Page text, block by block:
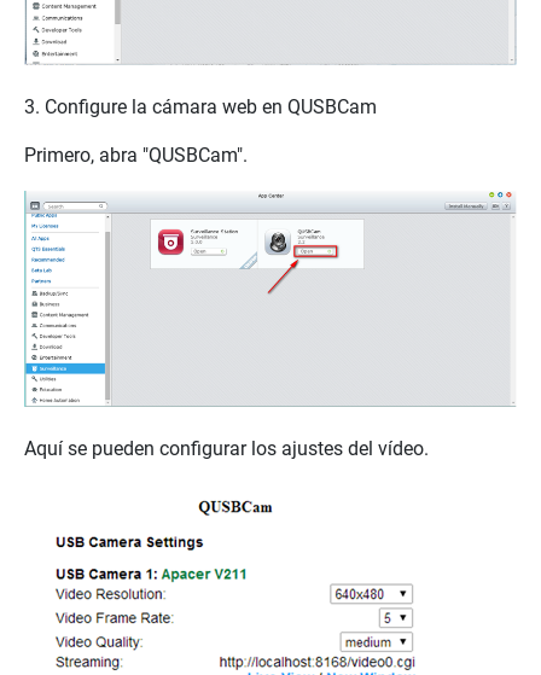
3. Configure la cámara web en QUSBCam
Primero, abra "QUSBCam".
Aquí se pueden configurar los ajustes del vídeo.